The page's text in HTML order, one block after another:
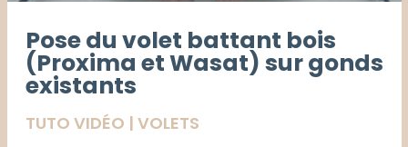
Pose du volet battant bois
(Proxima et Wasat) sur gonds
existants
TUTO VIDÉO | VOLETS